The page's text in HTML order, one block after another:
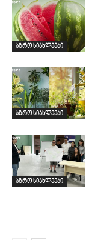
აგრო სიახლეები
აგრო სიახლეები
აგრო სიახლეები